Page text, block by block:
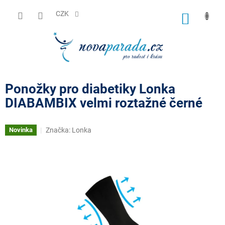
CZK
Ponožky pro diabetiky Lonka
DIABAMBIX velmi roztažné černé
Novinka Značka: Lonka